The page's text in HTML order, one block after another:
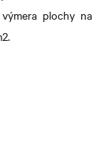
plochy na